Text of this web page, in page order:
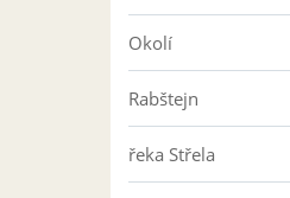
Okolí
Rabštejn
řeka Střela